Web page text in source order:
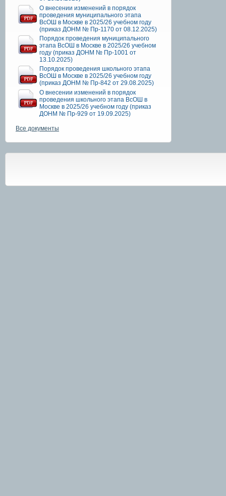
О внесении изменений в порядок
проведения муниципального этапа
ВсОШ в Москве в 2025/26 учебном году
(приказ ДОНМ № Пр-1170 от 08.12.2025)
Порядок проведения муниципального
этапа ВсОШ в Москве в 2025/26 учебном
году (приказ ДОНМ № Пр-1001 от
13.10.2025)
Порядок проведения школьного этапа
ВсОШ в Москве в 2025/26 учебном году
(приказ ДОНМ № Пр-842 от 29.08.2025)
О внесении изменений в порядок
проведения школьного этапа ВсОШ в
Москве в 2025/26 учебном году (приказ
ДОНМ № Пр-929 от 19.09.2025)
Все документы